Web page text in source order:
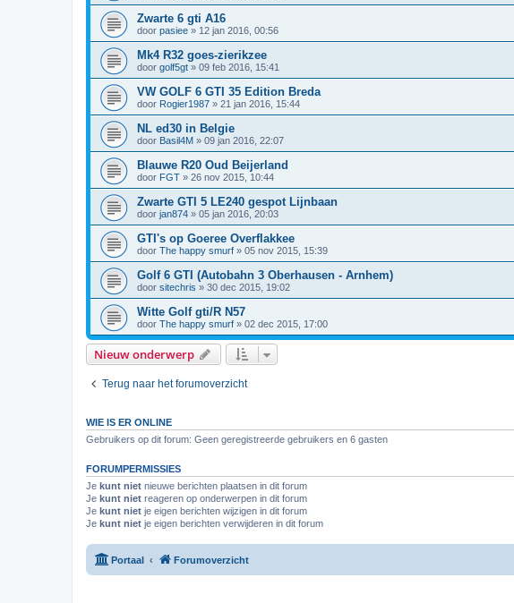
Zwarte 6 gti A16
door pasiee » 12 jan 2016, 00:56
Mk4 R32 goes-zierikzee
door golf5gt » 09 feb 2016, 15:41
VW GOLF 6 GTI 35 Edition Breda
door Rogier1987 » 21 jan 2016, 15:44
NL ed30 in Belgie
door Basil4M » 09 jan 2016, 22:07
Blauwe R20 Oud Beijerland
door FGT » 26 nov 2015, 10:44
Zwarte GTI 5 LE240 gespot Lijnbaan
door jan874 » 05 jan 2016, 20:03
GTI's op Goeree Overflakkee
door The happy smurf » 05 nov 2015, 15:39
Golf 6 GTI (Autobahn 3 Oberhausen - Arnhem)
door sitechris » 30 dec 2015, 19:02
Witte Golf gti/R N57
door The happy smurf » 02 dec 2015, 17:00
Nieuw onderwerp
Terug naar het forumoverzicht
WIE IS ER ONLINE
Gebruikers op dit forum: Geen geregistreerde gebruikers en 6 gasten
FORUMPERMISSIES
Je kunt niet nieuwe berichten plaatsen in dit forum
Je kunt niet reageren op onderwerpen in dit forum
Je kunt niet je eigen berichten wijzigen in dit forum
Je kunt niet je eigen berichten verwijderen in dit forum
Portaal Forumoverzicht